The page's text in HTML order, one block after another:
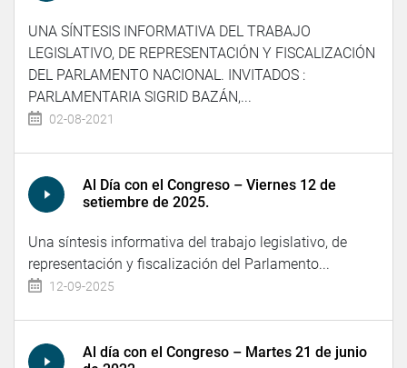
UNA SÍNTESIS INFORMATIVA DEL TRABAJO
LEGISLATIVO, DE REPRESENTACIÓN Y FISCALIZACIÓN
DEL PARLAMENTO NACIONAL. INVITADOS :
PARLAMENTARIA SIGRID BAZÁN,...
02-08-2021
Al Día con el Congreso – Viernes 12 de
setiembre de 2025.
Una síntesis informativa del trabajo legislativo, de
representación y fiscalización del Parlamento...
12-09-2025
Al día con el Congreso – Martes 21 de junio